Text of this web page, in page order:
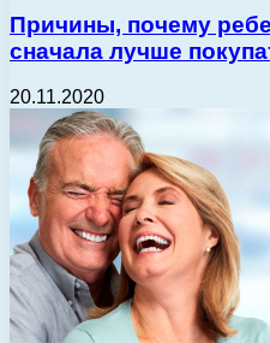
Причины, почему
сначала лучше
20.11.2020